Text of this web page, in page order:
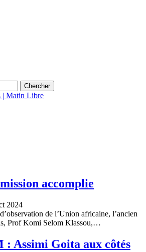
accomplie
2024
de l’Union africaine, l’ancien
Prof Komi Selom Klassou,…
: Assimi Goita aux côtés